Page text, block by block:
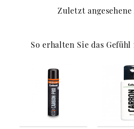
Zuletzt
So erhalten Sie das Gefühl